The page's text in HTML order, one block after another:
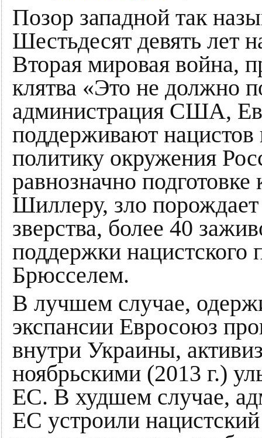
Позор западной так
Шестьдесят девять лет
Вторая мировая война,
клятва «Это не должно
администрация США,
поддерживают
политику окружения
равнозначно
Шиллеру, зло порождает
зверства, более 40
поддержки
Брюсселем.
В лучшем случае,
экспансии Евросоюз
внутри Украины,
ноябрьскими (2013 г.)
ЕС. В худшем случае,
ЕС устроили